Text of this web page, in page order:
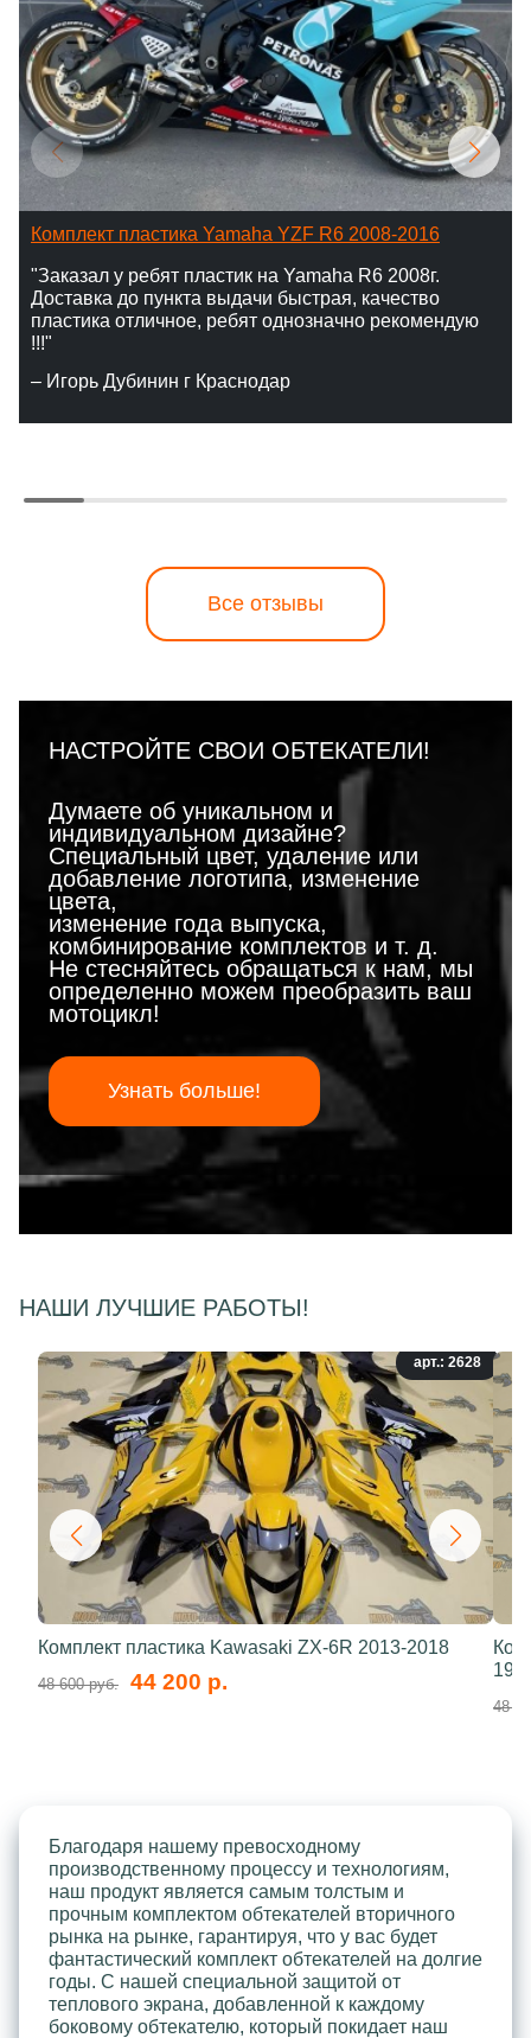
Комплект пластика Yamaha YZF R6 2008-2016
"Заказал у ребят пластик на Yamaha R6 2008г.
Доставка до пункта выдачи быстрая, качество
пластика отличное, ребят однозначно рекомендую
!!!"
– Игорь Дубинин г Краснодар
Все отзывы
НАСТРОЙТЕ СВОИ ОБТЕКАТЕЛИ!
Думаете об уникальном и
индивидуальном дизайне?
Специальный цвет, удаление или
добавление логотипа, изменение
цвета,
изменение года выпуска,
комбинирование комплектов и т. д.
Не стесняйтесь обращаться к нам, мы
определенно можем преобразить ваш
мотоцикл!
Узнать больше!
НАШИ ЛУЧШИЕ РАБОТЫ!
арт.: 2628
Комплект пластика Kawasaki ZX-6R 2013-2018
48 600 руб. 44 200 р.
48
Благодаря нашему превосходному
производственному процессу и технологиям,
наш продукт является самым толстым и
прочным комплектом обтекателей вторичного
рынка на рынке, гарантируя, что у вас будет
фантастический комплект обтекателей на долгие
годы. С нашей специальной защитой от
теплового экрана, добавленной к каждому
боковому обтекателю, который покидает наш